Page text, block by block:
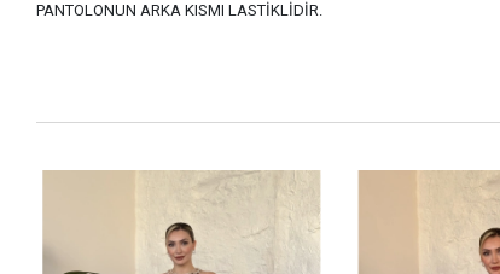
PANTOLONUN ARKA KISMI LASTİKLİDİR.